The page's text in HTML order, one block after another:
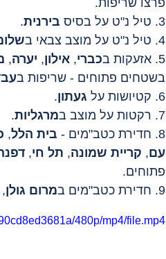
3. טיל נ"ט על בסיס
בירנית.
4. טיל נ"ט על מוצב צבאי ב
5. אזעקות ב
כברי, אילון, יערה,
בשטחים פתוחים - שריפות ב
6. קטיושות על
געתון.
7. רקטות על מוצב ב
מרגליות.
8. חדירת כטב"מים -
בית הלל,
עם, קריית שמונה, תל חי,
פתוחים.
9. חדירת כטב"מים ב
מרום גולן,
480p/mp4/file.mp4